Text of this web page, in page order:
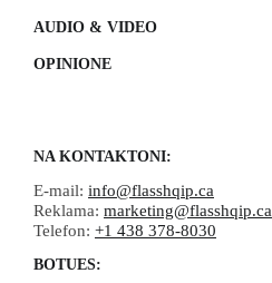
AUDIO & VIDEO
OPINIONE
NA KONTAKTONI:
E-mail: info@flasshqip.ca
Reklama: marketing@flasshqip.ca
Telefon: +1 438 378-8030
BOTUES: